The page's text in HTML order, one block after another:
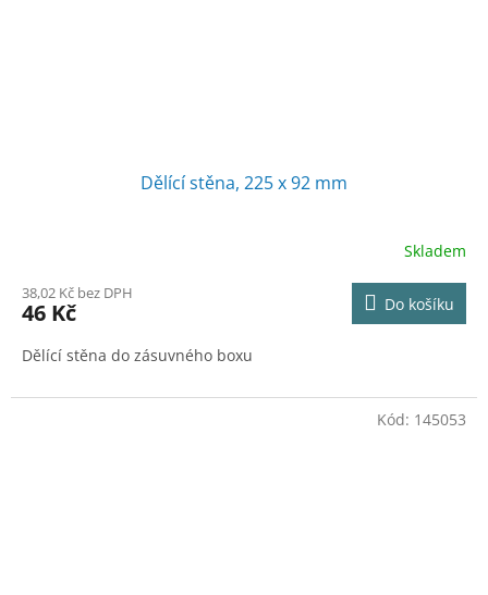
Dělící stěna, 225 x 92 mm
Skladem
38,02 Kč bez DPH
46 Kč Do košíku
Dělící stěna do zásuvného boxu
Kód: 145053